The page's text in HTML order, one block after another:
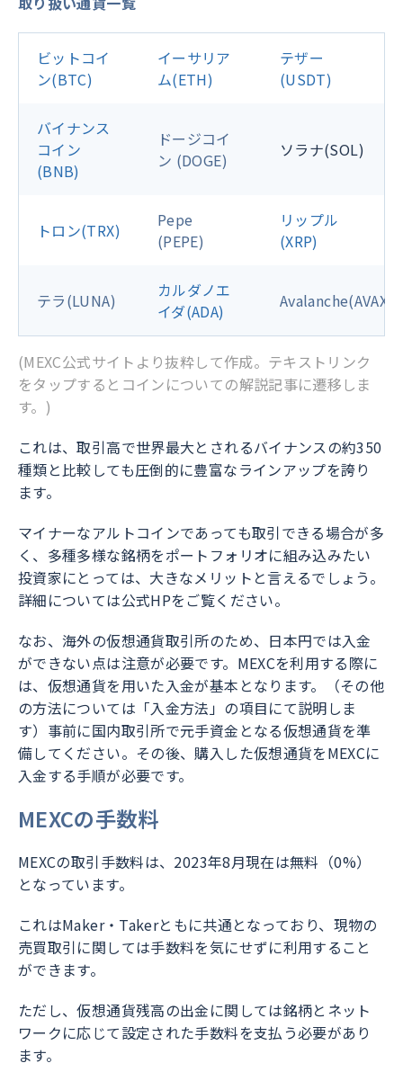
ビットコイ
ン(BTC)
イーサリア
ム(ETH)
テザー
(USDT)
バイナンス
コイン
(BNB)
ドージコイ
ン (DOGE)
ソラナ(SOL)
トロン(TRX)
Pepe
(PEPE)
リップル
(XRP)
テラ(LUNA)
カルダノエ
イダ(ADA)
Avalanche(AVAX)
(MEXC公式サイトより抜粋して作成。テキストリンク
をタップするとコインについての解説記事に遷移しま
す。)
これは、取引高で世界最大とされるバイナンスの約350
種類と比較しても圧倒的に豊富なラインアップを誇り
ます。
マイナーなアルトコインであっても取引できる場合が多
く、多種多様な銘柄をポートフォリオに組み込みたい
投資家にとっては、大きなメリットと言えるでしょう。
詳細については公式HPをご覧ください。
なお、海外の仮想通貨取引所のため、日本円では入金
ができない点は注意が必要です。MEXCを利用する際に
は、仮想通貨を用いた入金が基本となります。（その他
の方法については「入金方法」の項目にて説明しま
す）事前に国内取引所で元手資金となる仮想通貨を準
備してください。その後、購入した仮想通貨をMEXCに
入金する手順が必要です。
MEXCの手数料
MEXCの取引手数料は、2023年8月現在は無料（0%）
となっています。
これはMaker・Takerともに共通となっており、現物の
売買取引に関しては手数料を気にせずに利用すること
ができます。
ただし、仮想通貨残高の出金に関しては銘柄とネット
ワークに応じて設定された手数料を支払う必要があり
ます。